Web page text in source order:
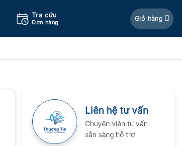
Tra cứu
Đơn hàng
Giỏ hàng
Liên hệ tư vấn
Chuyên viên tư vấn
sẵn sàng hỗ trợ